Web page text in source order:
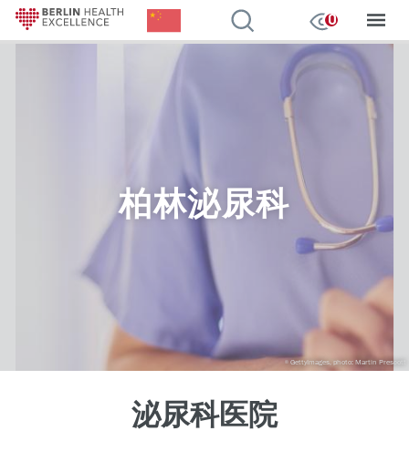
Chinese, Simplified0我的观
GettyImages, photo: Martin Prescott
柏林泌尿科
泌尿科医院